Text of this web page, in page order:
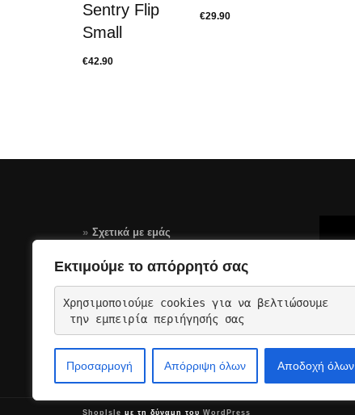
Εκτιμούμε το απόρρητό σας
Χρησιμοποιούμε cookies για να βελτιώσουμε
την εμπειρία περιήγησής σας
Προσαρμογή Απόρριψη όλων Αποδοχή όλων
Sentry Flip
Small
€42.90
€29.90
Σχετικά με εμάς
Τρόποι Πληρωμής
Όροι Χρήσης Σελίδας-GDPR
Επικοινωνια
ShopIsle με τη δύναμη του WordPress